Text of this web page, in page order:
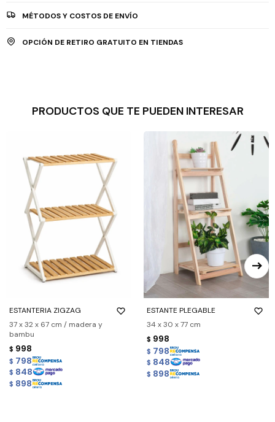
MÉTODOS Y COSTOS DE ENVÍO
OPCIÓN DE RETIRO GRATUITO EN TIENDAS
PRODUCTOS QUE TE PUEDEN INTERESAR
ESTANTERIA ZIGZAG
37 x 32 x 67 cm / madera y
bambu
$ 998
$ 798
$ 848
$ 898
ESTANTE PLEGABLE
34 x 30 x 77 cm
$ 998
$ 798
$ 848
$ 898